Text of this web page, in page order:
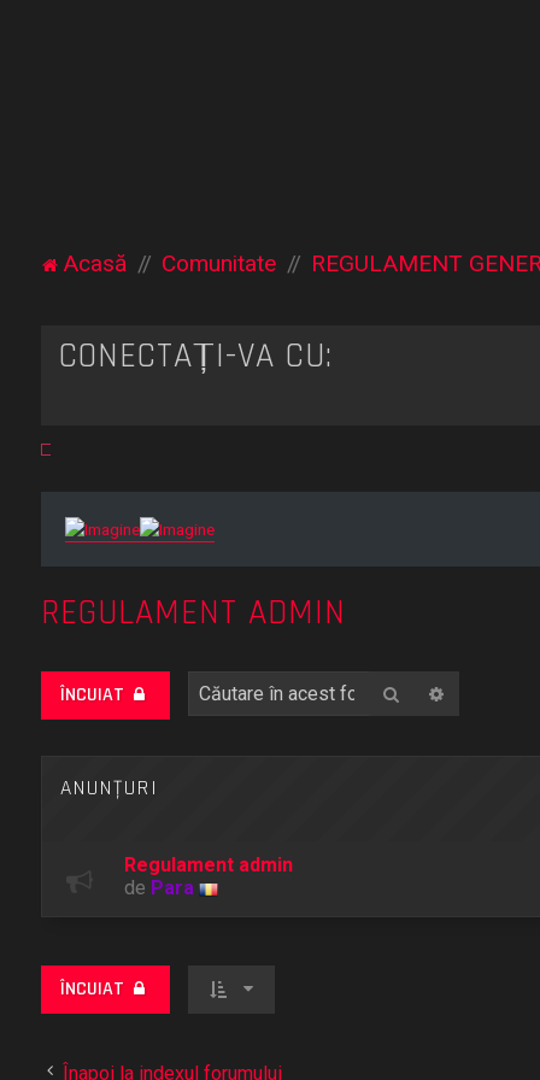
Acasă Comunitate REGULAMENT
CONECTAȚI-VĂ CU:
REGULAMENT ADMIN
ÎNCUIAT Căutare
ANUNŢURI
Regulament admin
de Para
ÎNCUIAT
Înapoi la indexul forumului